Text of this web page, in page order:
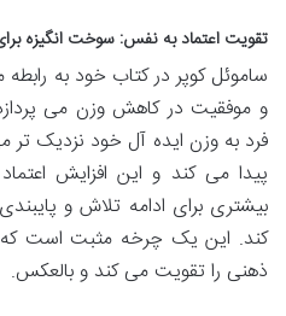
تقویت اعتماد به نفس: سوخت انگیزه
ساموئل کوپر در کتاب خود به
و موفقیت در کاهش وزن می
فرد به وزن ایده آل خود نزدیک
پیدا می کند و این افزایش
بیشتری برای ادامه تلاش و
کند. این یک چرخه مثبت است
ذهنی را تقویت می کند و بالعکس.